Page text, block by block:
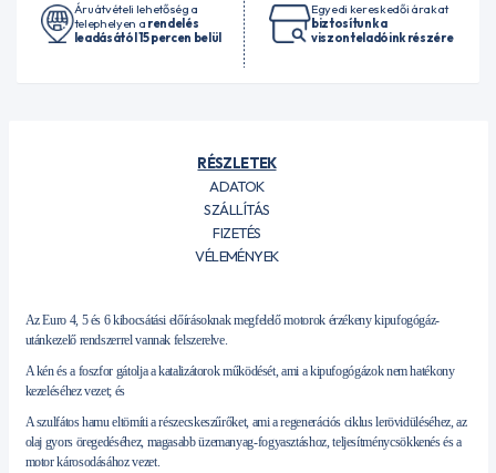
Áruátvételi lehetőség a
telephelyen a rendelés
leadásától 15 percen belül
Egyedi kereskedői árakat
biztosítunk a
viszonteladóink részére
RÉSZLETEK
ADATOK
SZÁLLÍTÁS
FIZETÉS
VÉLEMÉNYEK
Az Euro 4, 5 és 6 kibocsátási előírásoknak megfelelő motorok érzékeny kipufogógáz-
utánkezelő rendszerrel vannak felszerelve.
A kén és a foszfor gátolja a katalizátorok működését, ami a kipufogógázok nem hatékony
kezeléséhez vezet; és
A szulfátos hamu eltömíti a részecskeszűrőket, ami a regenerációs ciklus lerövidüléséhez, az
olaj gyors öregedéséhez, magasabb üzemanyag-fogyasztáshoz, teljesítménycsökkenés és a
motor károsodásához vezet.